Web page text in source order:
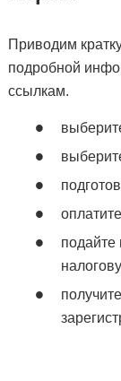
Приводим
подробной
ссылкам.
подайте